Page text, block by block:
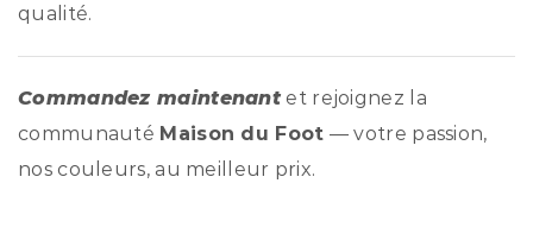
qualité.
Commandez maintenant et rejoignez la
communauté Maison du Foot — votre passion,
nos couleurs, au meilleur prix.